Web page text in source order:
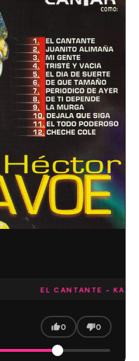
EL CANTANTE -
0 0